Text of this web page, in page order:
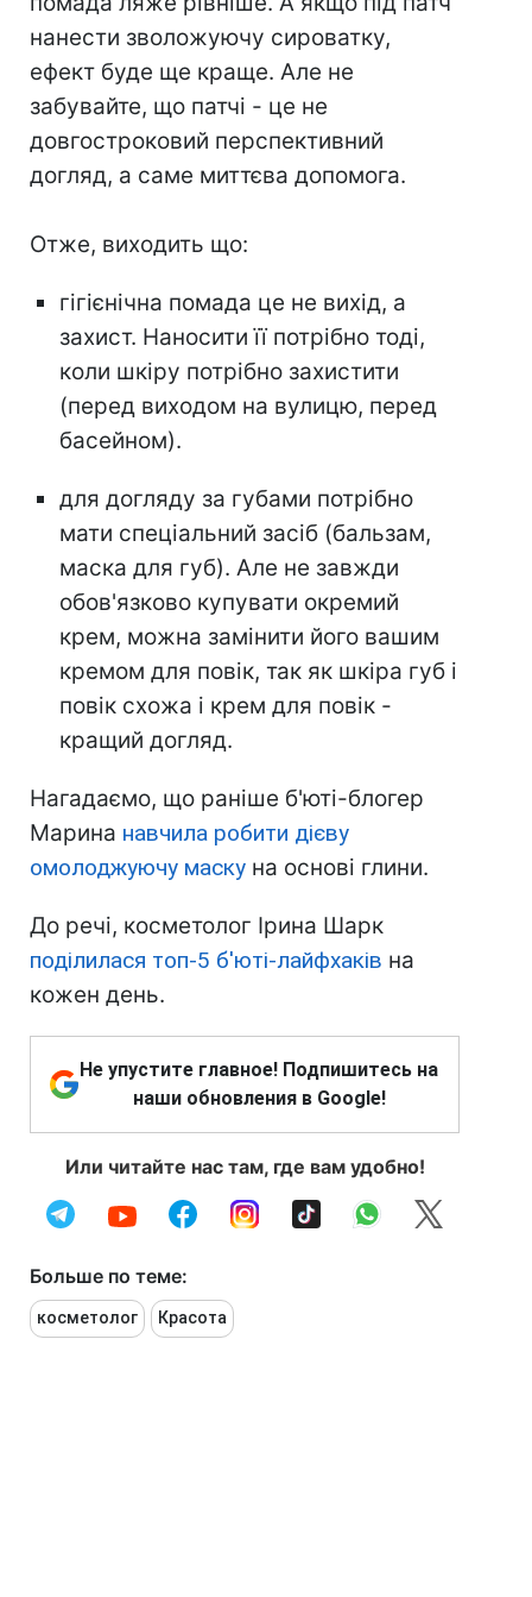
нанести зволожуючу сироватку,
ефект буде ще краще. Але не
забувайте, що патчі - це не
довгостроковий перспективний
догляд, а саме миттєва допомога.
Отже, виходить що:
гігієнічна помада це не вихід, а
захист. Наносити її потрібно тоді,
коли шкіру потрібно захистити
(перед виходом на вулицю, перед
басейном).
для догляду за губами потрібно
мати спеціальний засіб (бальзам,
маска для губ). Але не завжди
обов'язково купувати окремий
крем, можна замінити його вашим
кремом для повік, так як шкіра губ і
повік схожа і крем для повік -
кращий догляд.
Нагадаємо, що раніше б'юті-блогер
Марина навчила робити дієву
омолоджуючу маску на основі глини.
До речі, косметолог Ірина Шарк
поділилася топ-5 б'юті-лайфхаків на
кожен день.
Не упустите главное! Подпишитесь на
наши обновления в Google!
Или читайте нас там, где вам удобно!
Больше по теме:
косметолог Красота